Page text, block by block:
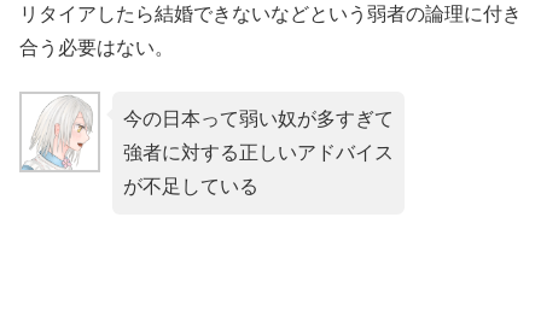
リタイアしたら結婚できないなどという弱者の論理に付き
合う必要はない。
今の日本って弱い奴が多すぎて
強者に対する正しいアドバイス
が不足している